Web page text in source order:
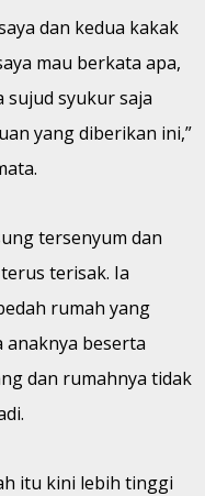
dan kedua kakak
mau berkata apa,
sujud syukur saja
yang diberikan ini,”
tersenyum dan
terisak. Ia
rumah yang
beserta
dan rumahnya tidak
itu kini lebih tinggi